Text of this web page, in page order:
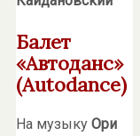
Балет
«Автоданс»
(Autodance)
На музыку Ори